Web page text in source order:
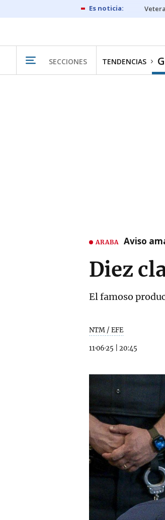
SECCIONES TENDENCIAS
ARABA Aviso
Diez
El famoso
NTM / EFE
11·06·25 20:45